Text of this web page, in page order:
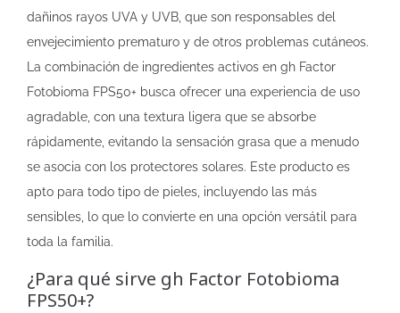
dañinos rayos UVA y UVB, que son responsables del
envejecimiento prematuro y de otros problemas cutáneos.
La combinación de ingredientes activos en gh Factor
Fotobioma FPS50+ busca ofrecer una experiencia de uso
agradable, con una textura ligera que se absorbe
rápidamente, evitando la sensación grasa que a menudo
se asocia con los protectores solares. Este producto es
apto para todo tipo de pieles, incluyendo las más
sensibles, lo que lo convierte en una opción versátil para
toda la familia.
¿Para qué sirve gh Factor Fotobioma
FPS50+?